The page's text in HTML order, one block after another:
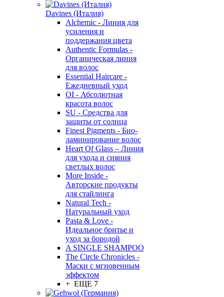
Davines (Италия)
Alchemic - Линия для
усиления и
поддержания цвета
Authentic Formulas -
Органическая линия
для волос
Essential Haircare -
Eжедневный уход
OI - Абсолютная
красота волос
SU - Средства для
защиты от солнца
Finest Pigments - Био-
ламинирование волос
Heart Of Glass – Линия
для ухода и сияния
светлых волос
More Inside -
Авторские продукты
для стайлинга
Natural Tech -
Натуральный уход
Pasta & Love -
Идеальное бритье и
уход за бородой
A SINGLE SHAMPOO
The Circle Chronicles -
Маски с мгновенным
эффектом
+ ЕЩЕ 7